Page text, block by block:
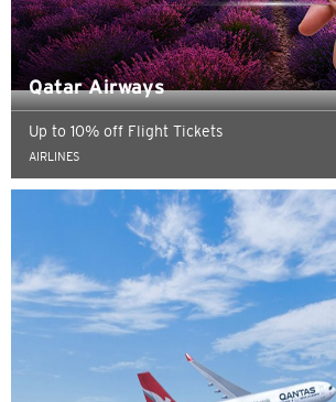
Qatar Airways
Up to 10% off Flight Tickets
AIRLINES